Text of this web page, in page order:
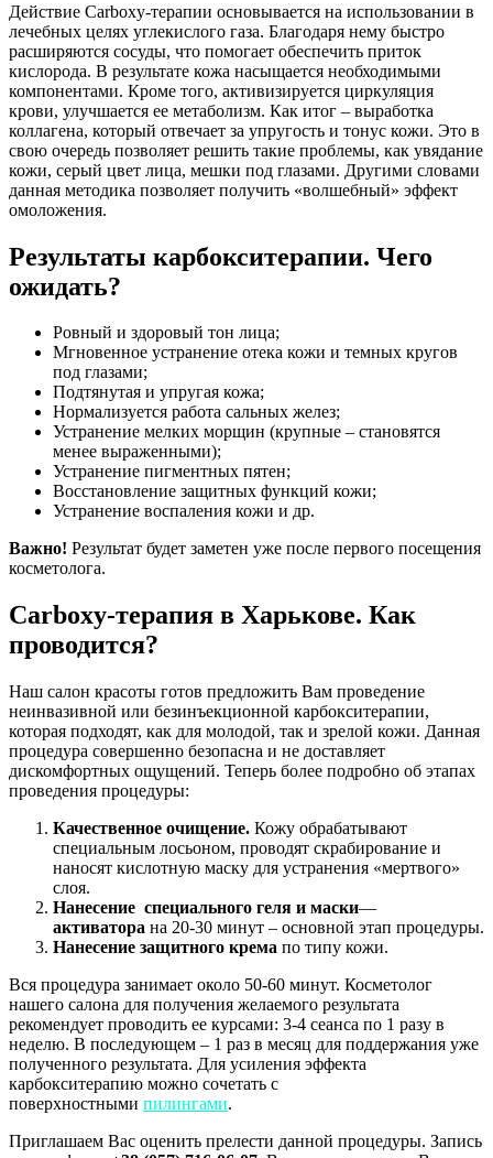
Действие Carboxy-терапии основывается на использовании в
лечебных целях углекислого газа. Благодаря нему быстро
расширяются сосуды, что помогает обеспечить приток
кислорода. В результате кожа насыщается необходимыми
компонентами. Кроме того, активизируется циркуляция
крови, улучшается ее метаболизм. Как итог – выработка
коллагена, который отвечает за упругость и тонус кожи. Это в
свою очередь позволяет решить такие проблемы, как увядание
кожи, серый цвет лица, мешки под глазами. Другими словами
данная методика позволяет получить «волшебный» эффект
омоложения.
Результаты карбокситерапии. Чего
ожидать?
Ровный и здоровый тон лица;
Мгновенное устранение отека кожи и темных кругов
под глазами;
Подтянутая и упругая кожа;
Нормализуется работа сальных желез;
Устранение мелких морщин (крупные – становятся
менее выраженными);
Устранение пигментных пятен;
Восстановление защитных функций кожи;
Устранение воспаления кожи и др.
Важно! Результат будет заметен уже после первого посещения
косметолога.
Carboxy-терапия в Харькове. Как
проводится?
Наш салон красоты готов предложить Вам проведение
неинвазивной или безинъекционной карбокситерапии,
которая подходят, как для молодой, так и зрелой кожи. Данная
процедура совершенно безопасна и не доставляет
дискомфортных ощущений. Теперь более подробно об этапах
проведения процедуры:
Качественное очищение. Кожу обрабатывают
специальным лосьоном, проводят скрабирование и
наносят кислотную маску для устранения «мертвого»
слоя.
Нанесение специального геля и маски—
активатора на 20-30 минут – основной этап процедуры.
Нанесение защитного крема по типу кожи.
Вся процедура занимает около 50-60 минут. Косметолог
нашего салона для получения желаемого результата
рекомендует проводить ее курсами: 3-4 сеанса по 1 разу в
неделю. В последующем – 1 раз в месяц для поддержания уже
полученного результата. Для усиления эффекта
карбокситерапию можно сочетать с
поверхностными пилингами.
Приглашаем Вас оценить прелести данной процедуры. Запись